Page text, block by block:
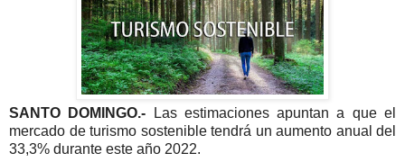
SANTO DOMINGO.-
Las estimaciones apuntan a que el
mercado de turismo sostenible tendrá un aumento anual del
33,3% durante este año 2022.